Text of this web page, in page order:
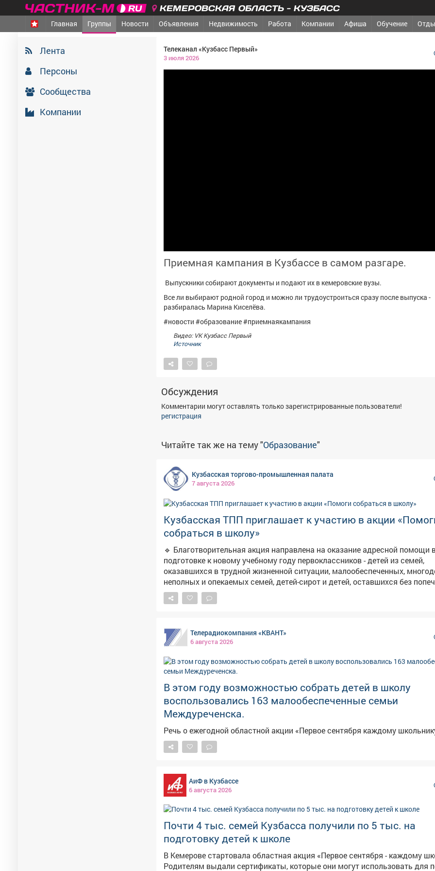
КЕМЕРОВСКАЯ ОБЛАСТЬ - КУЗБАСС
Главная Группы Новости Объявления Недвижимость Работа Компании Афиша Обучение
Лента
Персоны
Сообщества
Компании
Телеканал «Кузбасс Первый»
3 июля 2026
Приемная кампания в Кузбассе в самом разгаре.
Выпускники собирают документы и подают их в кемеровские вузы.
Все ли выбирают родной город и можно ли трудоустроиться сразу после выпуска -
разбиралась Марина Киселёва.
#новости #образование #приемнаякампания
Видео: VK Кузбасс Первый
Источник
Обсуждения
Комментарии могут оставлять только зарегистрированные пользователи!
регистрация
Читайте так же на тему "Образование"
Кузбасская торгово-промышленная палата
7 августа 2026
Кузбасская ТПП приглашает к участию в акции
собраться в школу»
🔹 Благотворительная акция направлена на оказание адресной помощи
подготовке к новому учебному году первоклассников - детей из семей,
оказавшихся в трудной жизненной ситуации, малообеспеченных,
неполных и опекаемых семей, детей-сирот и детей, оставшихся без
родителей. 🔹 Участники акции могут самостоятельно приобрести портфели со
школьными принадлежностями для учащихся 1 класса или перечислить
ориентировочно 3 602 рубля. 🔹 По желанию можно собрать портфели по списку
самостоятельно: https://disk.yandex.ru/i/kILeFWDbhbDrjQ 🔹 Сбор портфелей
проводится в Кемерове и Новокузнецке. 🔹 Регистрация участия в акции по
ссылке: https://b24-o64uyv.bitrix24.site/crm_form_7cfun/ 🔹 Дополнительная
информация в Центре содействия бизнесу Кузбасской ТПП: (3842) 777-
kc01@kuztpp.ru; в представительстве Кузбасской ТПП в Новокузнецке -
32-88-80.
Телерадиокомпания «КВАНТ»
6 августа 2026
В этом году возможностью собрать детей в школу
воспользовались 163 малообеспеченные семьи
Междуреченска.
Речь о ежегодной областной акции «Первое сентября каждому
АиФ в Кузбассе
6 августа 2026
Почти 4 тыс. семей Кузбасса получили по 5 тыс. на
подготовку детей к школе
В Кемерове стартовала областная акция «Первое сентября - каждому
Родителям выдали сертификаты, которые они могут использовать для